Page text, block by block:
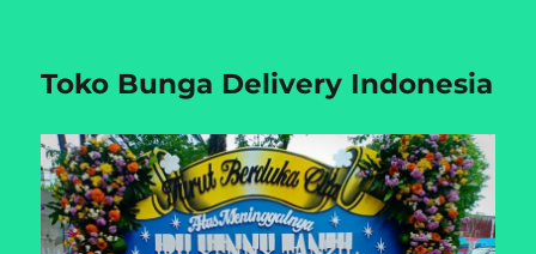
Toko Bunga Delivery Indonesia